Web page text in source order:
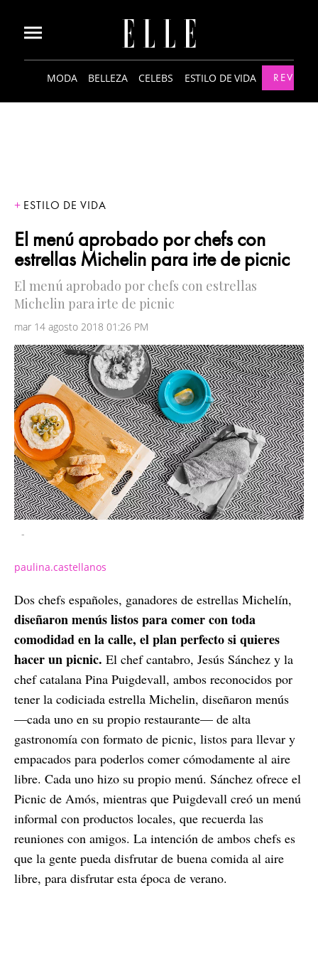
MODA BELLEZA CELEBS ESTILO DE VIDA
ESTILO DE VIDA
El menú aprobado por chefs con
estrellas Michelin para irte de picnic
El menú aprobado por chefs con estrellas
Michelin para irte de picnic
mar 14 agosto 2018 01:26 PM
-
paulina.castellanos
Dos chefs españoles, ganadores de estrellas Michelín,
diseñaron menús listos para comer con toda
comodidad en la calle, el plan perfecto si quieres
hacer un picnic. El chef cantabro, Jesús Sánchez y la
chef catalana Pina Puigdevall, ambos reconocidos por
tener la codiciada estrella Michelin, diseñaron menús
—cada uno en su propio restaurante— de alta
gastronomía con formato de picnic, listos para llevar y
empacados para poderlos comer cómodamente al aire
libre. Cada uno hizo su propio menú. Sánchez ofrece el
Picnic de Amós, mientras que Puigdevall creó un menú
informal con productos locales, que recuerda las
reuniones con amigos. La intención de ambos chefs es
que la gente pueda disfrutar de buena comida al aire
libre, para disfrutar esta época de verano.